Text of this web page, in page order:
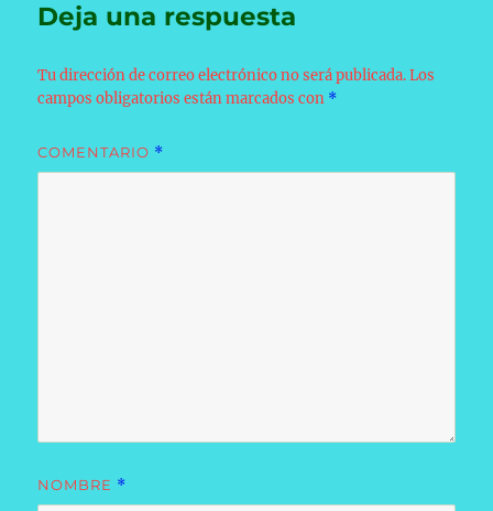
Deja una respuesta
Tu dirección de correo electrónico no será publicada. Los
campos obligatorios están marcados con *
COMENTARIO *
NOMBRE *